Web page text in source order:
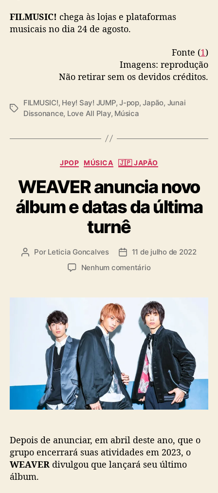
0
FILMUSIC! chega às lojas e plataformas
musicais no dia 24 de agosto.
Fonte (1)
Imagens: reprodução
Não retirar sem os devidos créditos.
T
s
FILMUSIC!, Hey! Say! JUMP,J-pop,Japão, Junai
Dissonance, Love All Play, Música
C
t
e
g
o
r
JPOP MÚSICA 🇯🇵 JAPÃO
WEAVER anuncia novo
álbum e datas da última
turnê
A
r
Por Leticia Goncalves
D
d
e
p
u
c
a
ç
ã
11 de julho de 2022
Nenhum comentárioe
E
A
V
E
R
a
n
u
n
c
i
o
v
Depois de anunciar, em abril deste ano, que o
grupo encerrará suas atividades em 2023, o
WEAVER divulgou que lançará seu último
álbum.